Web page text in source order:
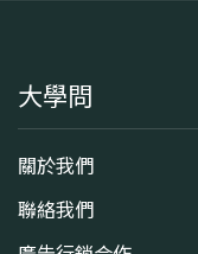
大學問
關於我們
聯絡我們